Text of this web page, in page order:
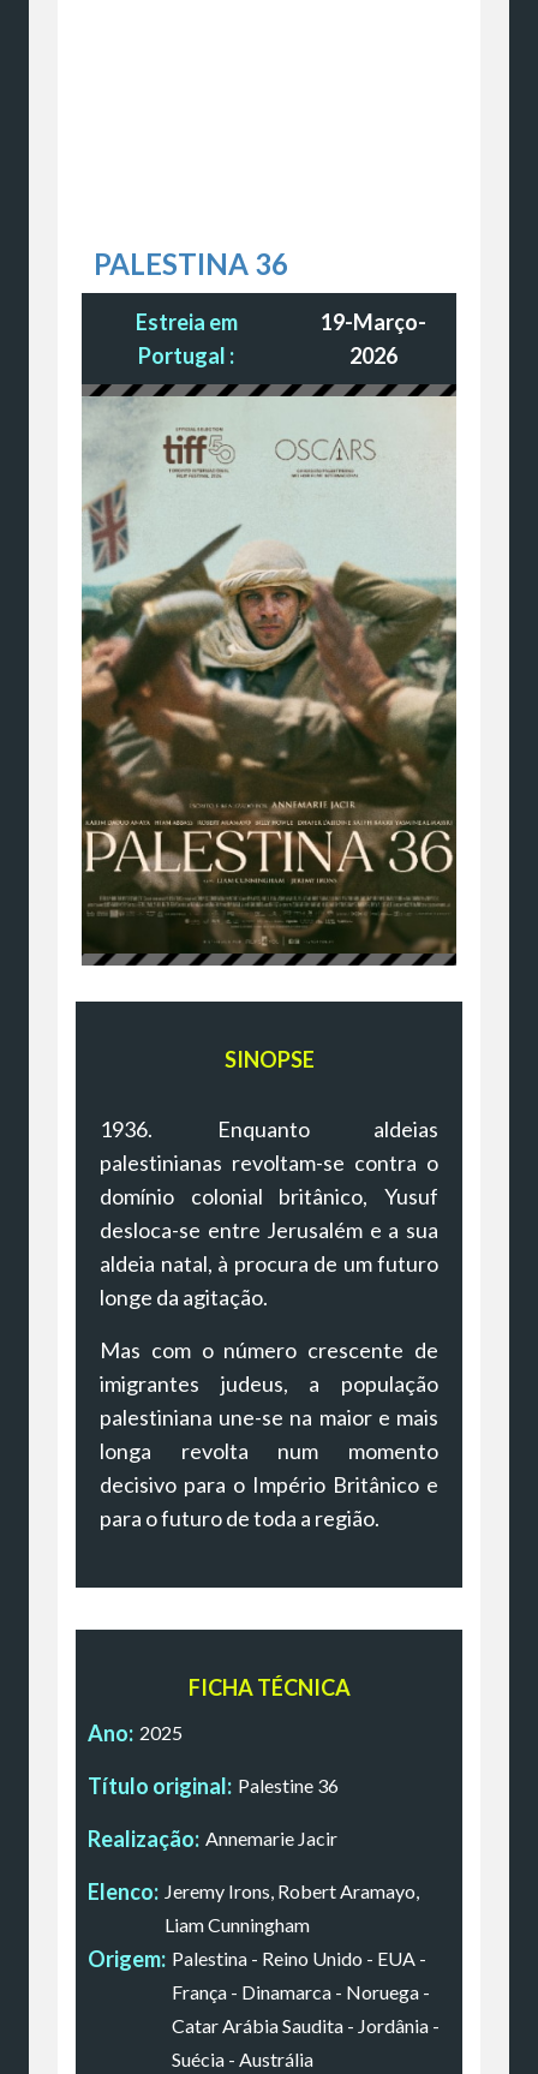
PALESTINA 36
Estreia em
Portugal :
19-Março-
2026
SINOPSE
1936. Enquanto aldeias
palestinianas revoltam-se contra o
domínio colonial britânico, Yusuf
desloca-se entre Jerusalém e a sua
aldeia natal, à procura de um futuro
longe da agitação.
Mas com o número crescente de
imigrantes judeus, a população
palestiniana une-se na maior e mais
longa revolta num momento
decisivo para o Império Britânico e
para o futuro de toda a região.
FICHA TÉCNICA
Ano: 2025
Título original: Palestine 36
Realização: Annemarie Jacir
Elenco: Jeremy Irons, Robert Aramayo,
Liam Cunningham
Origem: Palestina - Reino Unido - EUA -
França - Dinamarca - Noruega -
Catar Arábia Saudita - Jordânia -
Suécia - Austrália